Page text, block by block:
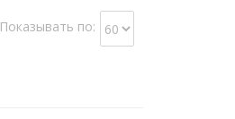
Показывать по: